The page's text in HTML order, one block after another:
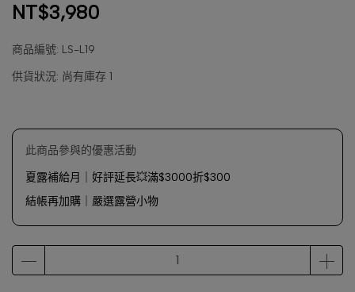
NT$3,980
商品編號: LS-L19
供貨狀況: 尚有庫存 1
此商品參與的優惠活動
夏露補給月｜好評延長💥滿$3000折$300
結帳再加購｜嚴選露營小物